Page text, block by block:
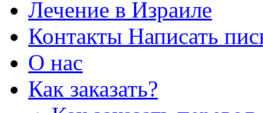
Лечение в Израиле
Контакты Написать
О нас
Как заказать?